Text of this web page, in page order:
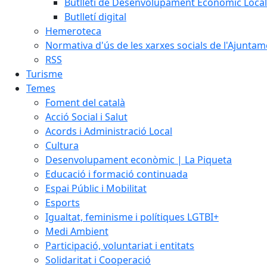
Butlletí digital
Hemeroteca
Normativa d'ús de les xarxes socials de
RSS
Turisme
Temes
Foment del català
Acció Social i Salut
Acords i Administració Local
Cultura
Desenvolupament econòmic | La Piqueta
Educació i formació continuada
Espai Públic i Mobilitat
Esports
Igualtat, feminisme i polítiques LGTBI+
Medi Ambient
Participació, voluntariat i entitats
Solidaritat i Cooperació